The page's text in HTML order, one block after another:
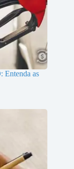
Entenda as